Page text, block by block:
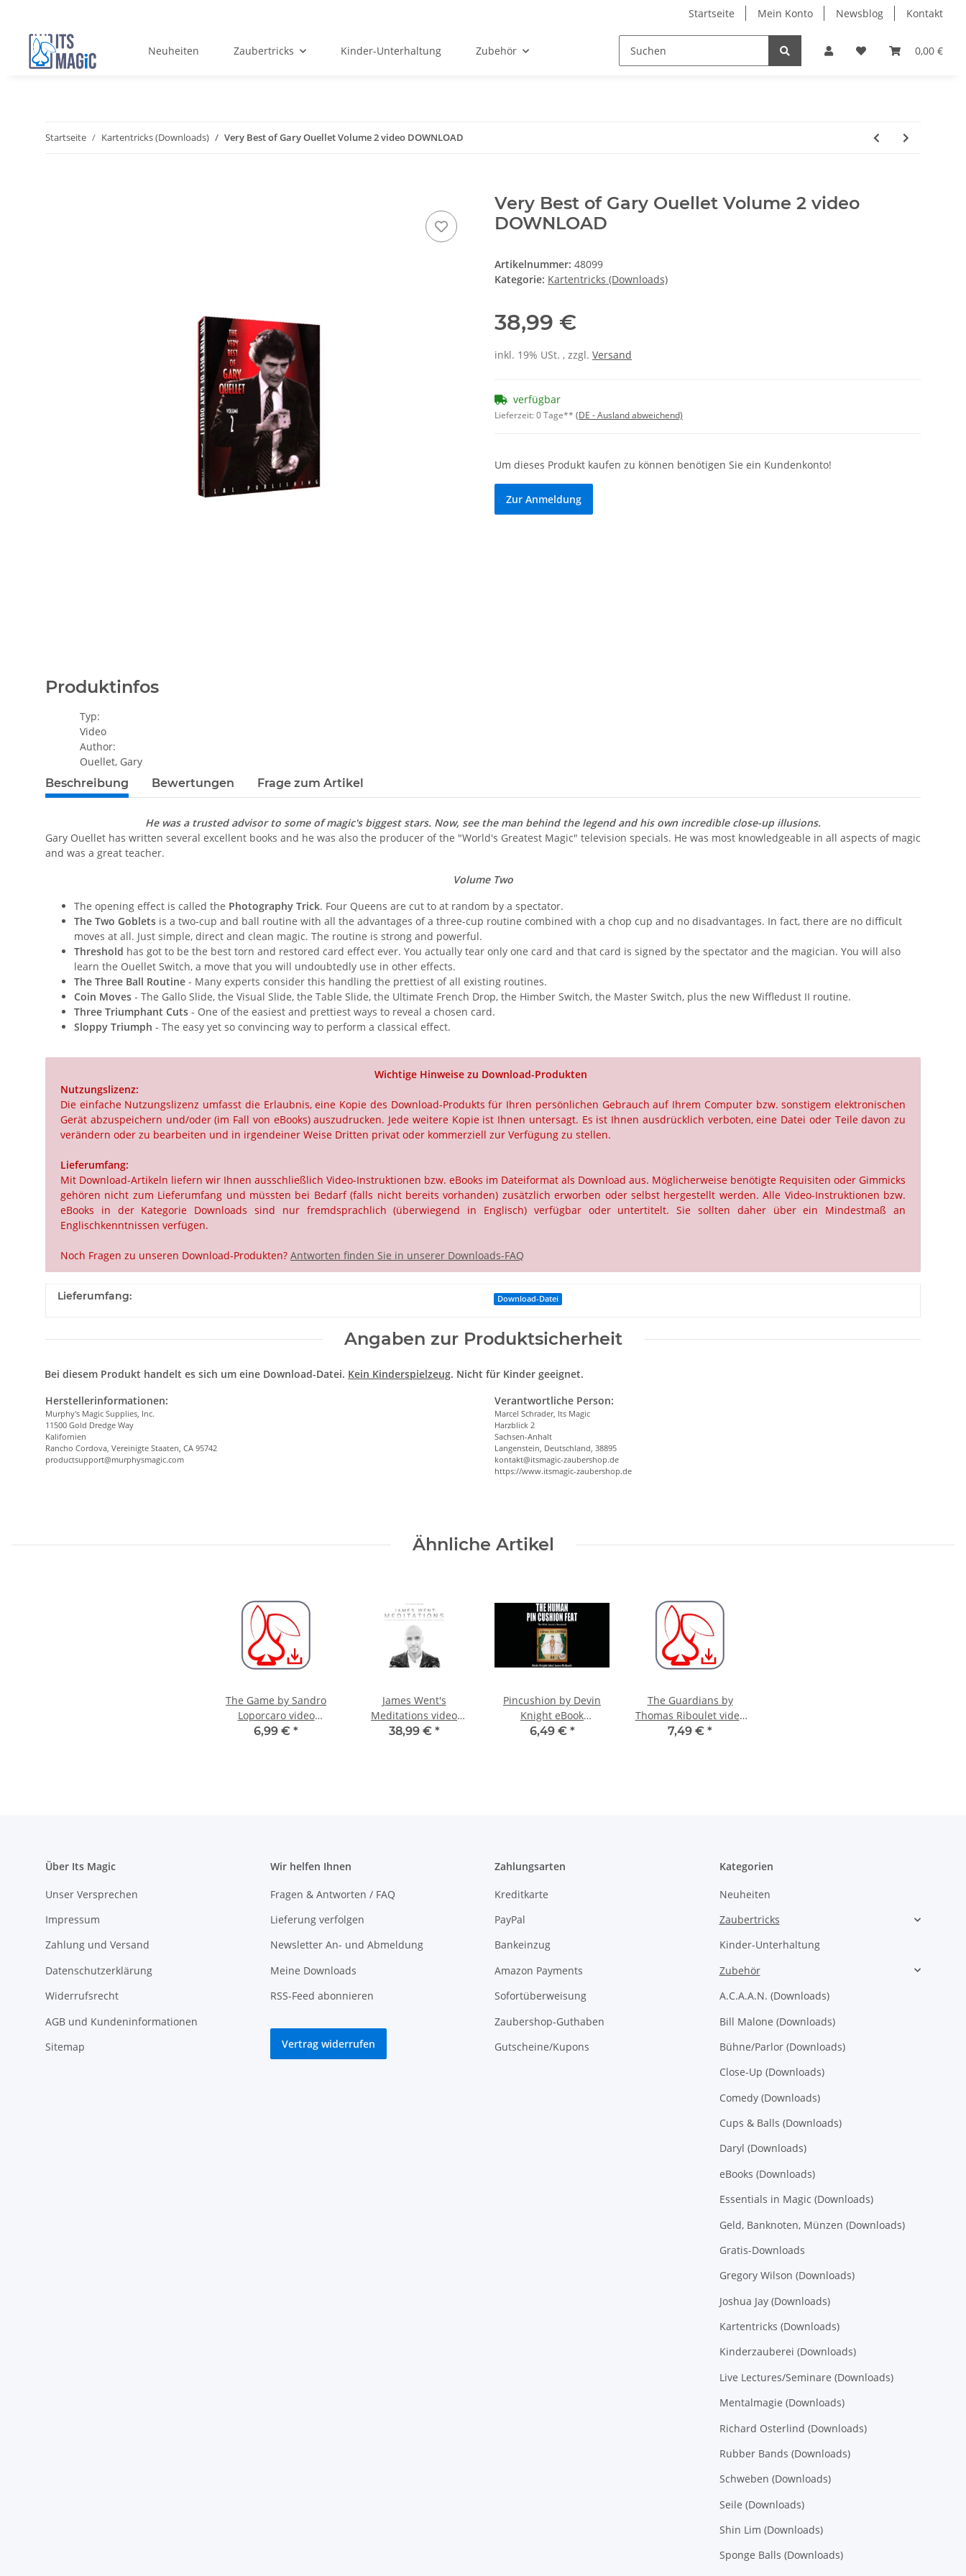
Startseite Mein Konto Newsblog Kontakt
0,00 €
Neuheiten Zaubertricks Kinder-Unterhaltung Zubehör
Startseite Kartentricks (Downloads) Very Best of Gary Ouellet Volume 2 video DOWNLOAD
Very Best of Gary Ouellet Volume 2 video
DOWNLOAD
Artikelnummer: 48099
Kategorie: Kartentricks (Downloads)
38,99 €
inkl. 19% USt. , zzgl. Versand
verfügbar
Lieferzeit:0 Tage** (DE - Ausland abweichend)
Um dieses Produkt kaufen zu können benötigen Sie ein Kundenkonto!
Zur Anmeldung
Produktinfos
Typ:
Video
Author:
Ouellet, Gary
Beschreibung
Bewertungen Frage zum Artikel
He was a trusted advisor to some of magic's biggest stars. Now, see the man behind the legend and his own incredible close-up illusions.
Gary Ouellet has written several excellent books and he was also the producer of the "World's Greatest Magic" television specials. He was most knowledgeable in all aspects of magic
and was a great teacher.
Volume Two
The opening effect is called the Photography Trick. Four Queens are cut to at random by a spectator.
The Two Goblets is a two-cup and ball routine with all the advantages of a three-cup routine combined with a chop cup and no disadvantages. In fact, there are no difficult
moves at all. Just simple, direct and clean magic. The routine is strong and powerful.
Threshold has got to be the best torn and restored card effect ever. You actually tear only one card and that card is signed by the spectator and the magician. You will also
learn the Ouellet Switch, a move that you will undoubtedly use in other effects.
The Three Ball Routine - Many experts consider this handling the prettiest of all existing routines.
Coin Moves - The Gallo Slide, the Visual Slide, the Table Slide, the Ultimate French Drop, the Himber Switch, the Master Switch, plus the new Wiffledust II routine.
Three Triumphant Cuts - One of the easiest and prettiest ways to reveal a chosen card.
Sloppy Triumph - The easy yet so convincing way to perform a classical effect.
Wichtige Hinweise zu Download-Produkten
Nutzungslizenz:
Die einfache Nutzungslizenz umfasst die Erlaubnis, eine Kopie des Download-Produkts für Ihren persönlichen Gebrauch auf Ihrem Computer bzw. sonstigem elektronischen
Gerät abzuspeichern und/oder (im Fall von eBooks) auszudrucken. Jede weitere Kopie ist Ihnen untersagt. Es ist Ihnen ausdrücklich verboten, eine Datei oder Teile davon zu
verändern oder zu bearbeiten und in irgendeiner Weise Dritten privat oder kommerziell zur Verfügung zu stellen.
Lieferumfang:
Mit Download-Artikeln liefern wir Ihnen ausschließlich Video-Instruktionen bzw. eBooks im Dateiformat als Download aus. Möglicherweise benötigte Requisiten oder Gimmicks
gehören nicht zum Lieferumfang und müssten bei Bedarf (falls nicht bereits vorhanden) zusätzlich erworben oder selbst hergestellt werden. Alle Video-Instruktionen bzw.
eBooks in der Kategorie Downloads sind nur fremdsprachlich (überwiegend in Englisch) verfügbar oder untertitelt. Sie sollten daher über ein Mindestmaß an
Englischkenntnissen verfügen.
Noch Fragen zu unseren Download-Produkten? Antworten finden Sie in unserer Downloads-FAQ
Lieferumfang: Download-Datei
Angaben zur Produktsicherheit
Bei diesem Produkt handelt es sich um eine Download-Datei. Kein Kinderspielzeug. Nicht für Kinder geeignet.
Herstellerinformationen:
Murphy's Magic Supplies, Inc.
11500 Gold Dredge Way
Kalifornien
Rancho Cordova, Vereinigte Staaten, CA 95742
productsupport@murphysmagic.com
Verantwortliche Person:
Marcel Schrader, Its Magic
Harzblick 2
Sachsen-Anhalt
Langenstein, Deutschland, 38895
kontakt@itsmagic-zaubershop.de
https://www.itsmagic-zaubershop.de
Ähnliche Artikel
The Game by Sandro
Loporcaro video
DOWNLOAD
6,99 € *
James Went's
Meditations video
DOWNLOAD
38,99 € *
Pincushion by Devin
Knight eBook
DOWNLOAD
6,49 € *
The Guardians by
Thomas Riboulet video
DOWNLOAD
7,49 € *
Über Its Magic
Unser Versprechen
Impressum
Zahlung und Versand
Datenschutzerklärung
Widerrufsrecht
AGB und Kundeninformationen
Sitemap
Wir helfen Ihnen
Fragen & Antworten / FAQ
Lieferung verfolgen
Newsletter An- und Abmeldung
Meine Downloads
RSS-Feed abonnieren
Vertrag widerrufen
Zahlungsarten
Kreditkarte
PayPal
Bankeinzug
Amazon Payments
Sofortüberweisung
Zaubershop-Guthaben
Gutscheine/Kupons
Kategorien
Neuheiten
Zaubertricks
Kinder-Unterhaltung
Zubehör
A.C.A.A.N. (Downloads)
Bill Malone (Downloads)
Bühne/Parlor (Downloads)
Close-Up (Downloads)
Comedy (Downloads)
Cups & Balls (Downloads)
Daryl (Downloads)
eBooks (Downloads)
Essentials in Magic (Downloads)
Geld, Banknoten, Münzen (Downloads)
Gratis-Downloads
Gregory Wilson (Downloads)
Joshua Jay (Downloads)
Kartentricks (Downloads)
Kinderzauberei (Downloads)
Live Lectures/Seminare (Downloads)
Mentalmagie (Downloads)
Richard Osterlind (Downloads)
Rubber Bands (Downloads)
Schweben (Downloads)
Seile (Downloads)
Shin Lim (Downloads)
Sponge Balls (Downloads)